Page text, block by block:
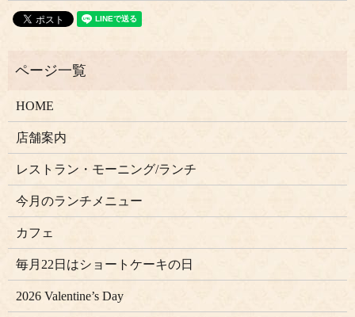
HOME
店舗案内
レストラン・モーニング/ランチ
今月のランチメニュー
カフェ
毎月22日はショートケーキの日
2026 Valentine’s Day